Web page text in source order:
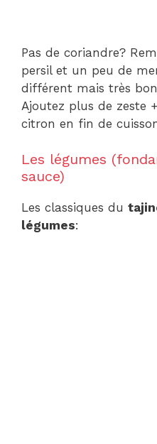
Pas de coriandre?
persil et un peu de
différent mais très
Ajoutez plus de zeste
citron en fin de
Les légumes
sauce)
Les classiques du
légumes: